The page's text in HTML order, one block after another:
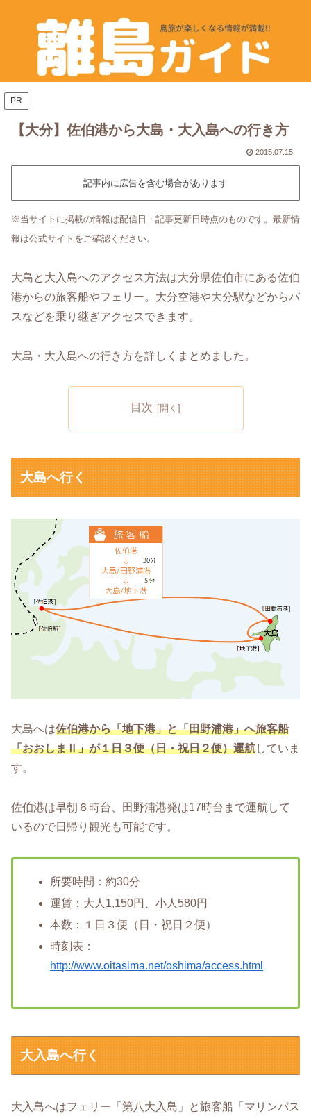
PR
【大分】佐伯港から大島・大入島への行き方
2015.07.15
記事内に広告を含む場合があります
※当サイトに掲載の情報は配信日・記事更新日時点のものです。最新情
報は公式サイトをご確認ください。
大島と大入島へのアクセス方法は大分県佐伯市にある佐伯
港からの旅客船やフェリー。大分空港や大分駅などからバ
スなどを乗り継ぎアクセスできます。
大島・大入島への行き方を詳しくまとめました。
目次
大島へ行く
大島へは佐伯港から「地下港」と「田野浦港」へ旅客船
「おおしまⅡ」が１日３便（日・祝日２便）運航していま
す。
佐伯港は早朝６時台、田野浦港発は17時台まで運航して
いるので日帰り観光も可能です。
所要時間：約30分
運賃：大人1,150円、小人580円
本数：１日３便（日・祝日２便）
時刻表：
http://www.oitasima.net/oshima/access.html
大入島へ行く
大入島へはフェリー「第八大入島」と旅客船「マリンバス